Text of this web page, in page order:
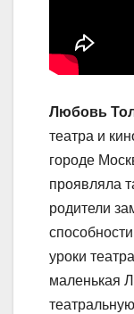
Любовь
театра и
городе
проявляла
родители
уроки
маленькая